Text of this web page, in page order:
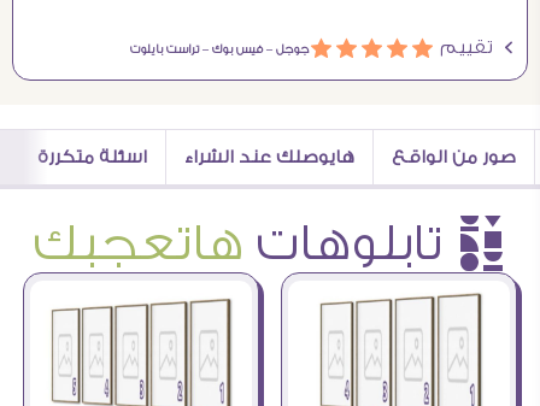
Ö تقييم áááááجوجل –فيس بوك –تراست بايلوت
صور من الواقع هايوصلك عند الشراء اسئلة متكررة
è تابلوهات هاتعجبك